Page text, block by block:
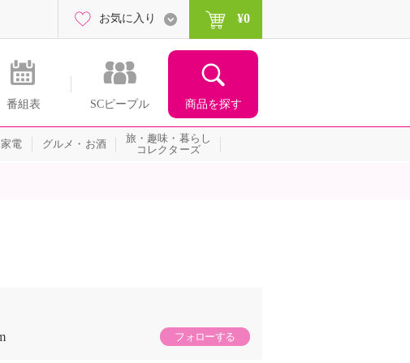
番組表 SCピープル 商品を探す
お気に入り ¥0
家電 グルメ・お酒
旅・趣味・暮らし
コレクターズ
フォローする